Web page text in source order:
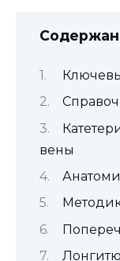
вены